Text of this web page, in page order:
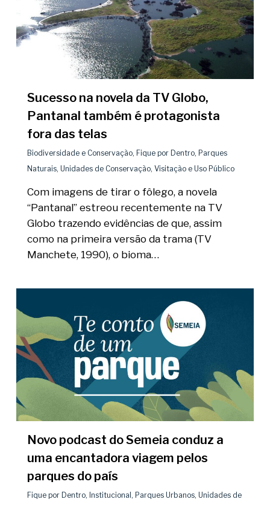
Sucesso na novela da TV Globo,
Pantanal também é protagonista
fora das telas
Biodiversidade e Conservação, Fique por Dentro, Parques
Naturais, Unidades de Conservação, Visitação e Uso Público
Com imagens de tirar o fôlego, a novela
“Pantanal” estreou recentemente na TV
Globo trazendo evidências de que, assim
como na primeira versão da trama (TV
Manchete, 1990), o bioma…
Novo podcast do Semeia conduz a
uma encantadora viagem pelos
parques do país
Fique por Dentro, Institucional , Parques Urbanos, Unidades de